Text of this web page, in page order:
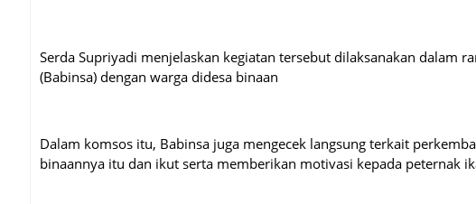
Serda Supriyadi menjelaskan kegiatan tersebut dilaksanakan dalam
(Babinsa) dengan warga didesa binaan
Dalam komsos itu, Babinsa juga mengecek langsung terkait
binaannya itu dan ikut serta memberikan motivasi kepada peternak